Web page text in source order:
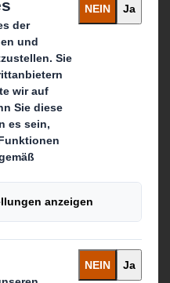
Jobs
tun
of-Sale
& Display